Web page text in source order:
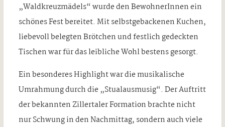
„Waldkreuzmädels“ wurde den BewohnerInnen ein
schönes Fest bereitet. Mit selbstgebackenen Kuchen,
liebevoll belegten Brötchen und festlich gedeckten
Tischen war für das leibliche Wohl bestens gesorgt.
Ein besonderes Highlight war die musikalische
Umrahmung durch die „Stualausmusig“. Der Auftritt
der bekannten Zillertaler Formation brachte nicht
nur Schwung in den Nachmittag, sondern auch viele